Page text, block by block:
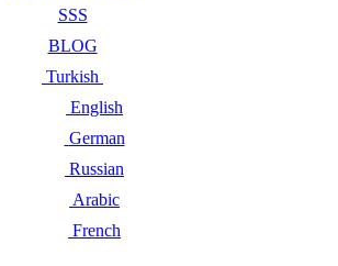
SSS
BLOG
Turkish
English
German
Russian
Arabic
French